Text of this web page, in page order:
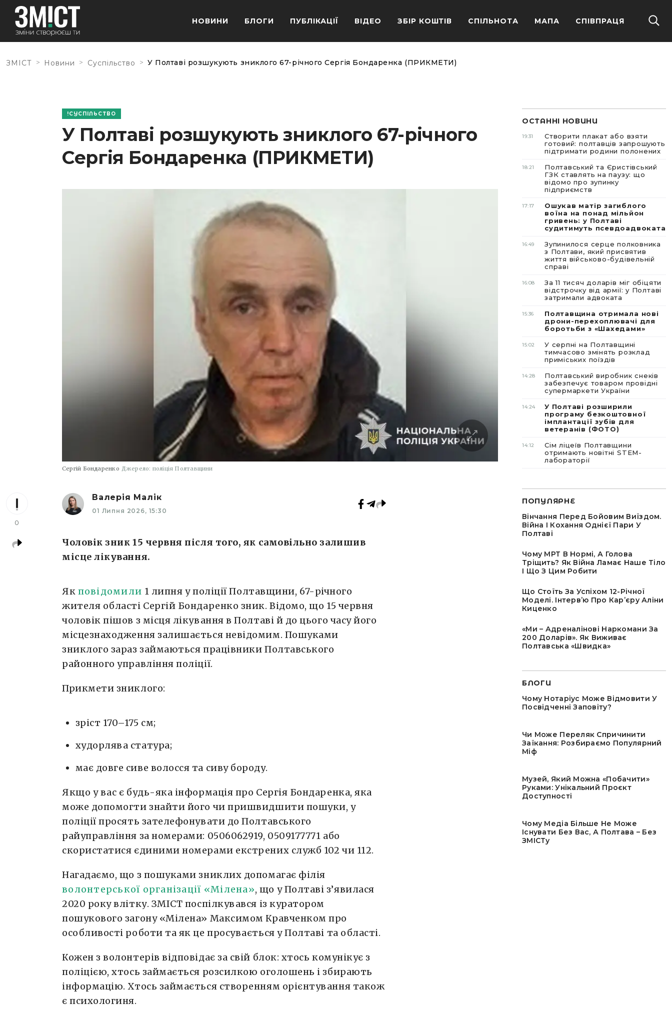
НОВИНИ БЛОГИ ПУБЛІКАЦІЇ ВІДЕО ЗБІР КОШТІВ СПІЛЬНОТА МАПА СПІВПРАЦЯ
ЗМІСТ > Новини > Суспільство > У Полтаві розшукують зниклого 67-річного Сергія Бондаренка (ПРИКМЕТИ)
СУСПІЛЬСТВО
У Полтаві розшукують зниклого 67-річного
Сергія Бондаренка (ПРИКМЕТИ)
Сергій Бондаренко Джерело: поліція Полтавщини
0
Валерія Малік
01 Липня 2026, 15:30
Чоловік зник 15 червня після того, як самовільно залишив
місце лікування.
Як повідомили 1 липня у поліції Полтавщини, 67-річного
жителя області Сергій Бондаренко зник. Відомо, що 15 червня
чоловік пішов з місця лікування в Полтаві й до цього часу його
місцезнаходження залишається невідомим. Пошуками
зниклого зараз займаються працівники Полтавського
районного управління поліції.
Прикмети зниклого:
зріст 170–175 см;
худорлява статура;
має довге сиве волосся та сиву бороду.
Якщо у вас є будь-яка інформація про Сергія Бондаренка, яка
може допомогти знайти його чи пришвидшити пошуки, у
поліції просять зателефонувати до Полтавського
райуправління за номерами: 0506062919, 0509177771 або
скористатися єдиними номерами екстрених служб 102 чи 112.
Нагадаємо, що з пошуками зниклих допомагає філія
волонтерської організації «Мілена», що у Полтаві з’явилася
2020 року влітку. ЗМІСТ поспілкувався із куратором
пошукового загону «Мілена» Максимом Кравченком про
особливості роботи та як це просувається у Полтаві та області.
Кожен з волонтерів відповідає за свій блок: хтось комунікує з
поліцією, хтось займається розсилкою оголошень і збирають
інформацію. Хтось займається створенням орієнтування також
є психологиня.
ОСТАННІ НОВИНИ
19:31
Створити плакат або взяти
готовий: полтавців запрошують
підтримати родини полонених
18:21
Полтавський та Єристівський
ГЗК ставлять на паузу: що
відомо про зупинку
підприємств
17:17
Ошукав матір загиблого
воїна на понад мільйон
гривень: у Полтаві
судитимуть псевдоадвоката
16:49
Зупинилося серце полковника
з Полтави, який присвятив
життя військово-будівельній
справі
16:08
За 11 тисяч доларів міг обіцяти
відстрочку від армії: у Полтаві
затримали адвоката
15:36
Полтавщина отримала нові
дрони-перехоплювачі для
боротьби з «Шахедами»
15:02
У серпні на Полтавщині
тимчасово змінять розклад
приміських поїздів
14:28
Полтавський виробник снеків
забезпечує товаром провідні
супермаркети України
14:24
У Полтаві розширили
програму безкоштовної
імплантації зубів для
ветеранів (ФОТО)
14:12
Сім ліцеїв Полтавщини
отримають новітні STEM-
лабораторії
ПОПУЛЯРНЕ
Вінчання Перед Бойовим Виїздом.
Війна І Кохання Однієї Пари У
Полтаві
Чому МРТ В Нормі, А Голова
Тріщить? Як Війна Ламає Наше Тіло
І Що З Цим Робити
Що Стоїть За Успіхом 12-Річної
Моделі. Інтервʼю Про Карʼєру Аліни
Киценко
«Ми – Адреналінові Наркомани За
200 Доларів». Як Виживає
Полтавська «швидка»
БЛОГИ
Чому Нотаріус Може Відмовити У
Посвідченні Заповіту?
Чи Може Переляк Спричинити
Заїкання: Розбираємо Популярний
Міф
Музей, Який Можна «побачити»
Руками: Унікальний Проєкт
Доступності
Чому Медіа Більше Не Може
Існувати Без Вас, А Полтава – Без
ЗМІСТу